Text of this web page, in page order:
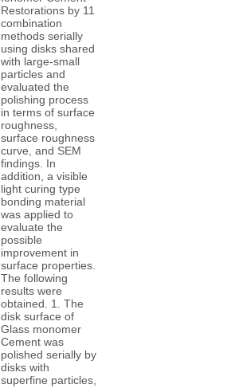
Restorations by 11
combination
methods serially
using disks shared
with large-small
particles and
evaluated the
polishing process
in terms of surface
roughness,
surface roughness
curve, and SEM
findings. In
addition, a visible
light curing type
bonding material
was applied to
evaluate the
possible
improvement in
surface properties.
The following
results were
obtained. 1. The
disk surface of
Glass monomer
Cement was
polished serially by
disks with
superfine particles,